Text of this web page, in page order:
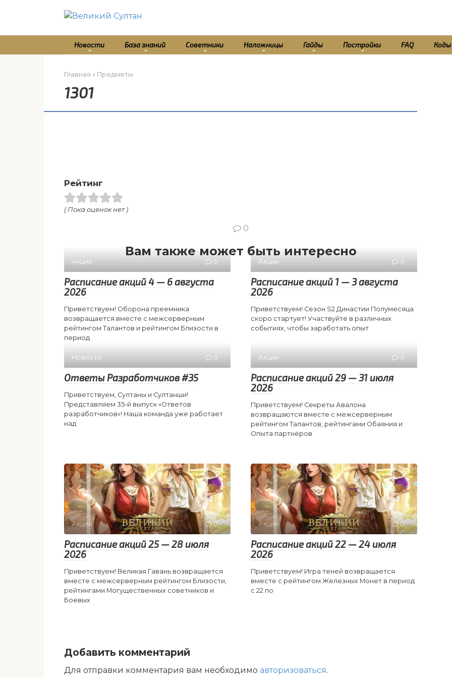
Новости База знаний Советники Наложницы Гайды Постройки FAQ Коды
Главная » Предметы
1301
Рейтинг
( Пока оценок нет )
0
Вам также может быть интересно
Акции 0
Расписание акций 4 — 6 августа
2026
Приветствуем! Оборона преемника
возвращается вместе с межсерверным
рейтингом Талантов и рейтингом Близости в
период
Акции 0
Расписание акций 1 — 3 августа
2026
Приветствуем! Сезон S2 Династии Полумесяца
скоро стартует! Участвуйте в различных
событиях, чтобы заработать опыт
Новости 0
Ответы Разработчиков #35
Приветствуем, Султаны и Султанши!
Представляем 35-й выпуск «Ответов
разработчиков»! Наша команда уже работает
над
Акции 0
Расписание акций 29 — 31 июля
2026
Приветствуем! Секреты Авалона
возвращаются вместе с межсерверным
рейтингом Талантов, рейтингами Обаяния и
Опыта партнёров
Акции 0
Расписание акций 25 — 28 июля
2026
Приветствуем! Великая Гавань возвращается
вместе с межсерверным рейтингом Близости,
рейтингами Могущественных советников и
Боевых
Акции 0
Расписание акций 22 — 24 июля
2026
Приветствуем! Игра теней возвращается
вместе с рейтингом Железных Монет в период
с 22 по
Добавить комментарий
Для отправки комментария вам необходимо авторизоваться.